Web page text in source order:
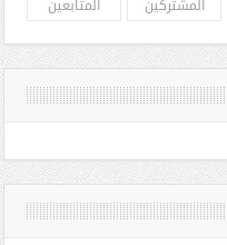
المشتركين المتابعين